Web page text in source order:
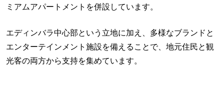
ミアムアパートメントを併設しています。
エディンバラ中心部という立地に加え、多様なブランドと
エンターテインメント施設を備えることで、地元住民と観
光客の両方から支持を集めています。